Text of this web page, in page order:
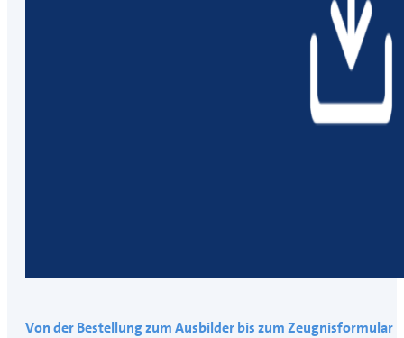
Von der Bestellung zum Ausbilder bis zum Zeugnisformular